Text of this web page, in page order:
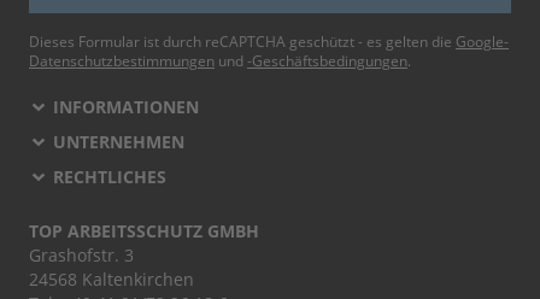
Dieses Formular ist durch reCAPTCHA geschützt - es gelten die Google-
Datenschutzbestimmungen und -Geschäftsbedingungen.
INFORMATIONEN
UNTERNEHMEN
RECHTLICHES
TOP ARBEITSSCHUTZ GMBH
Grashofstr. 3
24568 Kaltenkirchen